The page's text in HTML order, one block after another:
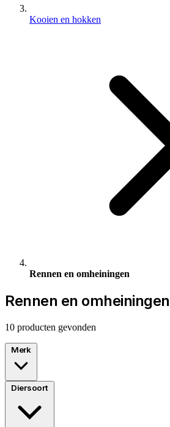
Kooien en hokken
Rennen en omheiningen
Rennen en omheiningen
10 producten gevonden
Merk
Diersoort